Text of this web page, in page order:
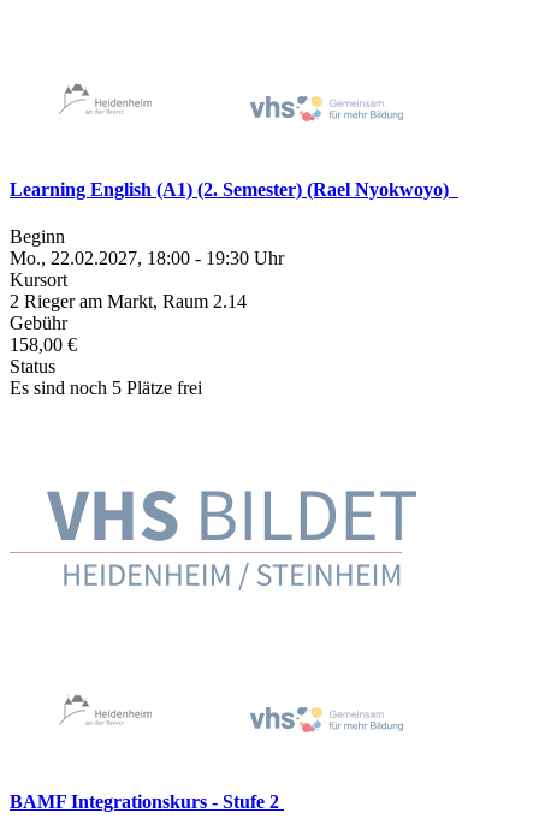
Learning English (A1) (2. Semester) (Rael Nyokwoyo)
Beginn
Mo., 22.02.2027, 18:00 - 19:30 Uhr
Kursort
2 Rieger am Markt, Raum 2.14
Gebühr
158,00 €
Status
Es sind noch 5 Plätze frei
BAMF Integrationskurs - Stufe 2